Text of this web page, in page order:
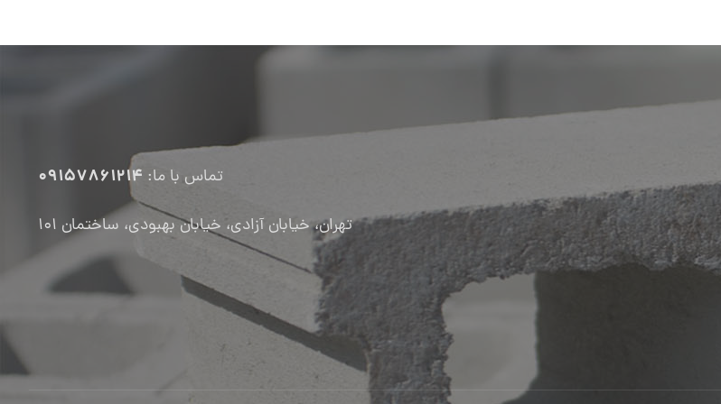
تماس با ما: 09157861214
تهران، خیابان آزادی، خیابان بهبودی، ساختمان ۱۰۱